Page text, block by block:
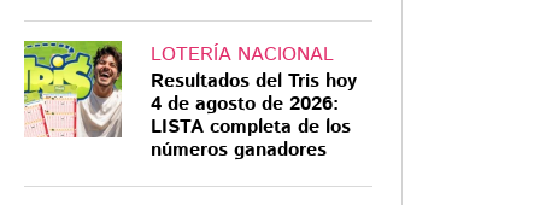
LOTERÍA NACIONAL
Resultados del Tris hoy
4 de agosto de 2026:
LISTA completa de los
números ganadores